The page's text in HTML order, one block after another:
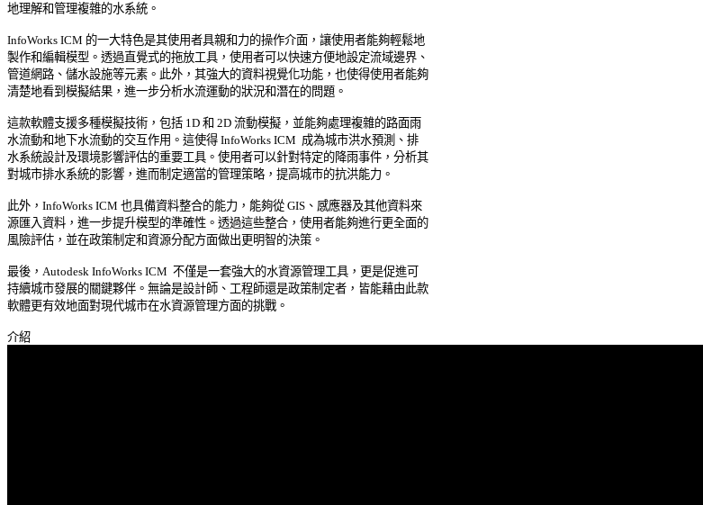
地理解和管理複雜的水系統。
InfoWorks ICM 的一大特色是其使用者具親和力的操作介面，讓使用者能夠輕鬆地
製作和編輯模型。透過直覺式的拖放工具，使用者可以快速方便地設定流域邊界、
管道網路、儲水設施等元素。此外，其強大的資料視覺化功能，也使得使用者能夠
清楚地看到模擬結果，進一步分析水流運動的狀況和潛在的問題。
這款軟體支援多種模擬技術，包括 1D 和 2D 流動模擬，並能夠處理複雜的路面雨
水流動和地下水流動的交互作用。這使得 InfoWorks ICM  成為城市洪水預測、排
水系統設計及環境影響評估的重要工具。使用者可以針對特定的降雨事件，分析其
對城市排水系統的影響，進而制定適當的管理策略，提高城市的抗洪能力。
此外，InfoWorks ICM 也具備資料整合的能力，能夠從 GIS、感應器及其他資料來
源匯入資料，進一步提升模型的準確性。透過這些整合，使用者能夠進行更全面的
風險評估，並在政策制定和資源分配方面做出更明智的決策。
最後，Autodesk InfoWorks ICM  不僅是一套強大的水資源管理工具，更是促進可
持續城市發展的關鍵夥伴。無論是設計師、工程師還是政策制定者，皆能藉由此款
軟體更有效地面對現代城市在水資源管理方面的挑戰。